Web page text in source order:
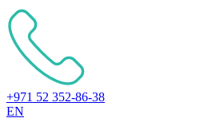
+971 52 352-86-38
EN